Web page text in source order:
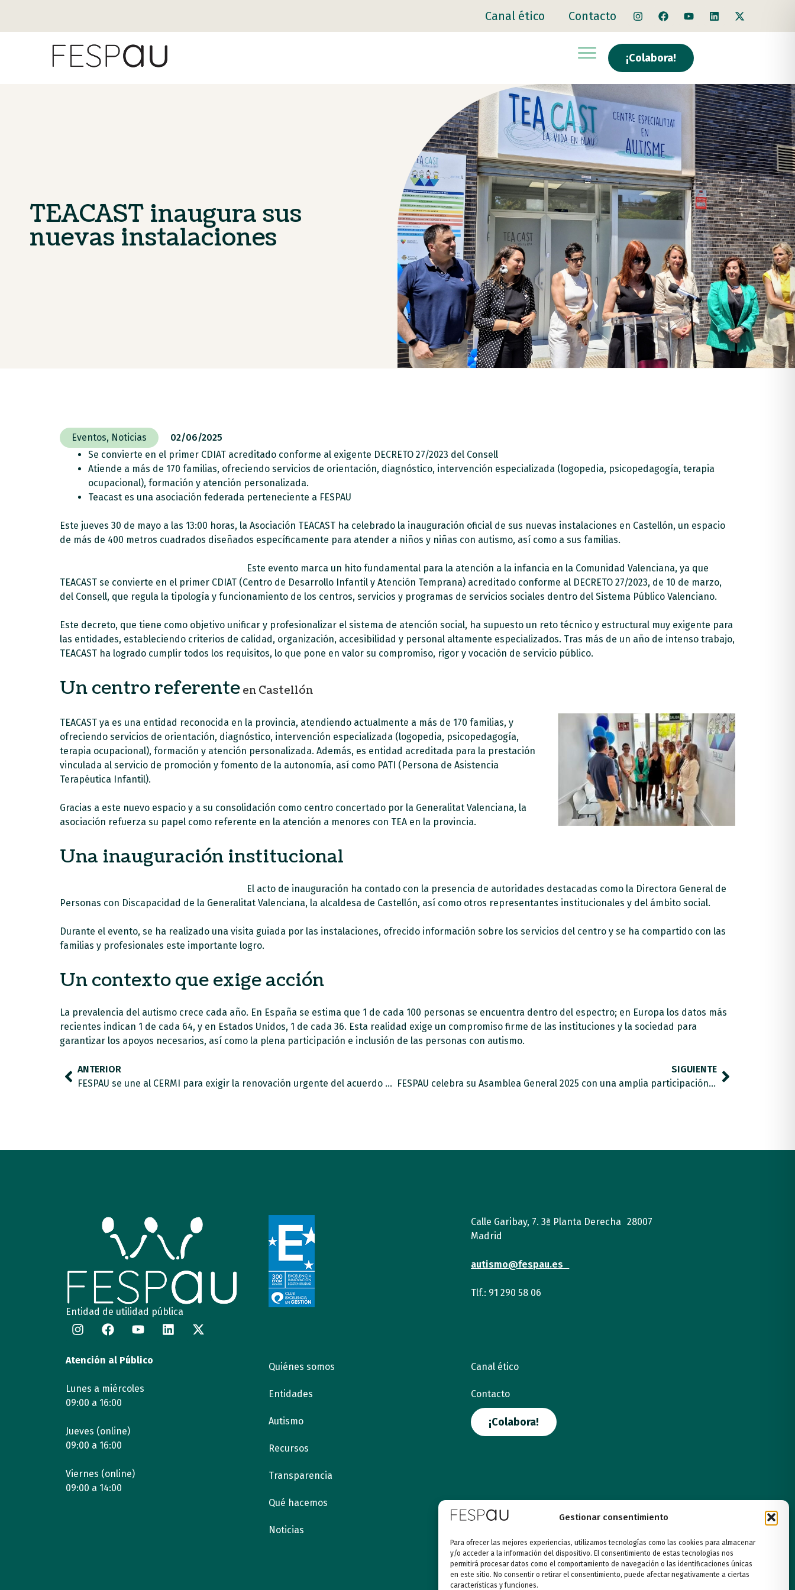
Gestionar consentimiento
Para ofrecer las mejores experiencias, utilizamos tecnologías como las cookies para almacenar
y/o acceder a la información del dispositivo. El consentimiento de estas tecnologías nos
permitirá procesar datos como el comportamiento de navegación o las identificaciones únicas
en este sitio. No consentir o retirar el consentimiento, puede afectar negativamente a ciertas
características y funciones.
Canal ético Contacto
¡Colabora!
TEACAST inaugura sus
nuevas instalaciones
Eventos, Noticias
02/06/2025
Se convierte en el primer CDIAT acreditado conforme al exigente DECRETO 27/2023 del Consell
Atiende a más de 170 familias, ofreciendo servicios de orientación, diagnóstico, intervención especializada (logopedia, psicopedagogía, terapia
ocupacional), formación y atención personalizada.
Teacast es una asociación federada perteneciente a FESPAU
Este jueves 30 de mayo a las 13:00 horas, la Asociación TEACAST ha celebrado la inauguración oficial de sus nuevas instalaciones en Castellón, un espacio
de más de 400 metros cuadrados diseñados específicamente para atender a niños y niñas con autismo, así como a sus familias.
Este evento marca un hito fundamental para la atención a la infancia en la Comunidad Valenciana, ya que
TEACAST se convierte en el primer CDIAT (Centro de Desarrollo Infantil y Atención Temprana) acreditado conforme al DECRETO 27/2023, de 10 de marzo,
del Consell, que regula la tipología y funcionamiento de los centros, servicios y programas de servicios sociales dentro del Sistema Público Valenciano.
Este decreto, que tiene como objetivo unificar y profesionalizar el sistema de atención social, ha supuesto un reto técnico y estructural muy exigente para
las entidades, estableciendo criterios de calidad, organización, accesibilidad y personal altamente especializados. Tras más de un año de intenso trabajo,
TEACAST ha logrado cumplir todos los requisitos, lo que pone en valor su compromiso, rigor y vocación de servicio público.
Un centro referenteen Castellón
TEACAST ya es una entidad reconocida en la provincia, atendiendo actualmente a más de 170 familias, y
ofreciendo servicios de orientación, diagnóstico, intervención especializada (logopedia, psicopedagogía,
terapia ocupacional), formación y atención personalizada. Además, es entidad acreditada para la prestación
vinculada al servicio de promoción y fomento de la autonomía, así como PATI (Persona de Asistencia
Terapéutica Infantil).
Gracias a este nuevo espacio y a su consolidación como centro concertado por la Generalitat Valenciana, la
asociación refuerza su papel como referente en la atención a menores con TEA en la provincia.
Una inauguración institucional
El acto de inauguración ha contado con la presencia de autoridades destacadas como la Directora General de
Personas con Discapacidad de la Generalitat Valenciana, la alcaldesa de Castellón, así como otros representantes institucionales y del ámbito social.
Durante el evento, se ha realizado una visita guiada por las instalaciones, ofrecido información sobre los servicios del centro y se ha compartido con las
familias y profesionales este importante logro.
Un contexto que exige acción
La prevalencia del autismo crece cada año. En España se estima que 1 de cada 100 personas se encuentra dentro del espectro; en Europa los datos más
recientes indican 1 de cada 64, y en Estados Unidos, 1 de cada 36. Esta realidad exige un compromiso firme de las instituciones y la sociedad para
garantizar los apoyos necesarios, así como la plena participación e inclusión de las personas con autismo.
ANTERIOR
FESPAU se une al CERMI para exigir la renovación urgente del acuerdo de distribución del 0,7 % del IRPF y del Impuesto de Sociedades
SIGUIENTE
FESPAU celebra su Asamblea General 2025 con una amplia participación y aprobación de documentos estratégicos clave
Entidad de utilidad pública
Calle Garibay, 7. 3ª Planta Derecha 28007
Madrid
autismo@fespau.es
Tlf.: 91 290 58 06
Atención al Público
Lunes a miércoles
09:00 a 16:00
Jueves (online)
09:00 a 16:00
Viernes (online)
09:00 a 14:00
Quiénes somos
Entidades
Autismo
Recursos
Transparencia
Qué hacemos
Noticias
Canal ético
Contacto
¡Colabora!